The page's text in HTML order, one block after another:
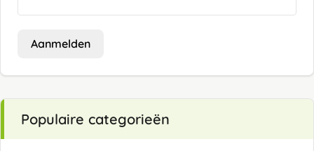
Aanmelden
Populaire categorieën